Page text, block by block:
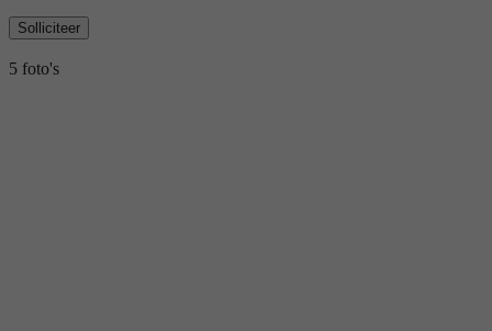
Solliciteer
5 foto's